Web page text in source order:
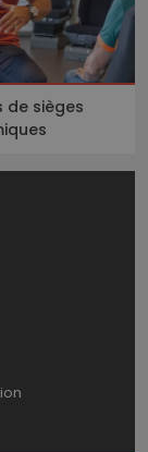
de sièges